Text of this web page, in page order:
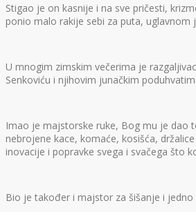
Stigao je on kasnije i na sve pričesti,
ponio malo rakije sebi za puta,
U mnogim zimskim večerima je
Senkoviću i njihovim junačkim
Imao je majstorske ruke, Bog mu je dao
nebrojene kace, komaće, kosišća,
inovacije i popravke svega i svačega što
Bio je također i majstor za šišanje i